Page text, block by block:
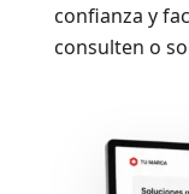
confianza y
consulten o